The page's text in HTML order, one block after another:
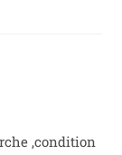
,condition